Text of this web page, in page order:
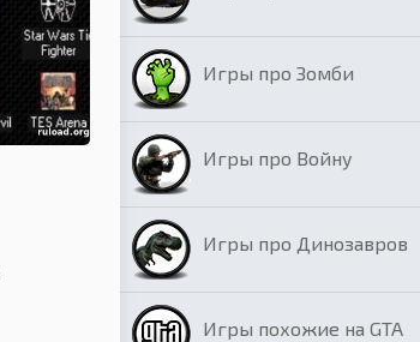
Игры про Зомби
Игры про Войну
Игры про Динозавров
Игры похожие на GTA